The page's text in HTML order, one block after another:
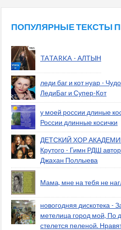
ПОПУЛЯРНЫЕ ТЕКСТЫ
TATARKA - АЛТЫН
леди баг и кот нуар -
ЛедиБаг и Супер-Кот
у моей россии длиные
России длинные косички
ДЕТСКИЙ ХОР
Крутого - Гимн РДШ
Джахан Поллыева
Мама, мне на тебя не
новогодняя дискотека -
метелица город мой, По
стелется пеленой.